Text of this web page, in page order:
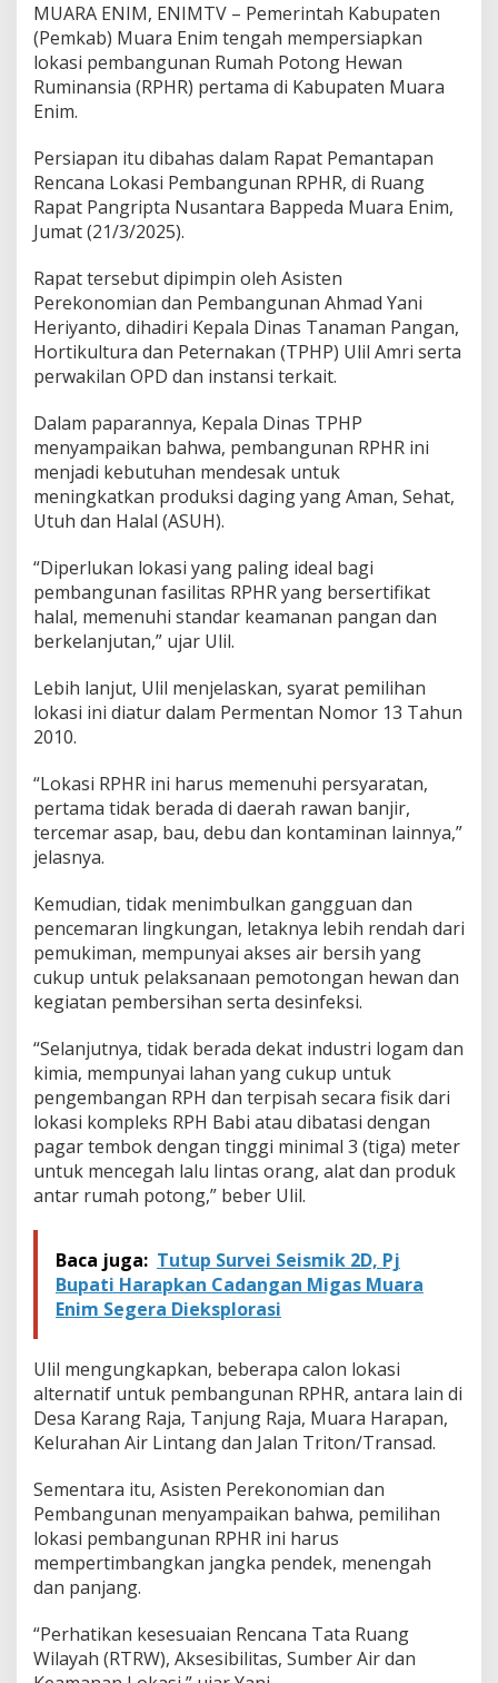
a
n
u
n
R
H
R
r
a
m
a
d
M
u
a
r
a
m
MUARA ENIM, ENIMTV – Pemerintah Kabupaten
(Pemkab) Muara Enim tengah mempersiapkan
lokasi pembangunan Rumah Potong Hewan
Ruminansia (RPHR) pertama di Kabupaten Muara
Enim.
Persiapan itu dibahas dalam Rapat Pemantapan
Rencana Lokasi Pembangunan RPHR, di Ruang
Rapat Pangripta Nusantara Bappeda Muara Enim,
Jumat (21/3/2025).
Rapat tersebut dipimpin oleh Asisten
Perekonomian dan Pembangunan Ahmad Yani
Heriyanto, dihadiri Kepala Dinas Tanaman Pangan,
Hortikultura dan Peternakan (TPHP) Ulil Amri serta
perwakilan OPD dan instansi terkait.
Dalam paparannya, Kepala Dinas TPHP
menyampaikan bahwa, pembangunan RPHR ini
menjadi kebutuhan mendesak untuk
meningkatkan produksi daging yang Aman, Sehat,
Utuh dan Halal (ASUH).
“Diperlukan lokasi yang paling ideal bagi
pembangunan fasilitas RPHR yang bersertifikat
halal, memenuhi standar keamanan pangan dan
berkelanjutan,” ujar Ulil.
Lebih lanjut, Ulil menjelaskan, syarat pemilihan
lokasi ini diatur dalam Permentan Nomor 13 Tahun
2010.
“Lokasi RPHR ini harus memenuhi persyaratan,
pertama tidak berada di daerah rawan banjir,
tercemar asap, bau, debu dan kontaminan lainnya,”
jelasnya.
Kemudian, tidak menimbulkan gangguan dan
pencemaran lingkungan, letaknya lebih rendah dari
pemukiman, mempunyai akses air bersih yang
cukup untuk pelaksanaan pemotongan hewan dan
kegiatan pembersihan serta desinfeksi.
“Selanjutnya, tidak berada dekat industri logam dan
kimia, mempunyai lahan yang cukup untuk
pengembangan RPH dan terpisah secara fisik dari
lokasi kompleks RPH Babi atau dibatasi dengan
pagar tembok dengan tinggi minimal 3 (tiga) meter
untuk mencegah lalu lintas orang, alat dan produk
antar rumah potong,” beber Ulil.
Baca juga: Tutup Survei Seismik 2D, Pj
Bupati Harapkan Cadangan Migas Muara
Enim Segera Dieksplorasi
Ulil mengungkapkan, beberapa calon lokasi
alternatif untuk pembangunan RPHR, antara lain di
Desa Karang Raja, Tanjung Raja, Muara Harapan,
Kelurahan Air Lintang dan Jalan Triton/Transad.
Sementara itu, Asisten Perekonomian dan
Pembangunan menyampaikan bahwa, pemilihan
lokasi pembangunan RPHR ini harus
mempertimbangkan jangka pendek, menengah
dan panjang.
“Perhatikan kesesuaian Rencana Tata Ruang
Wilayah (RTRW), Aksesibilitas, Sumber Air dan